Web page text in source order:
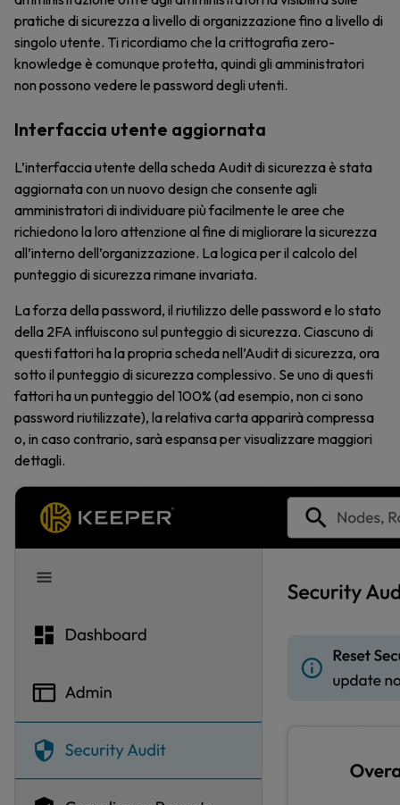
pratiche di sicurezza a livello di organizzazione fino a livello di
singolo utente. Ti ricordiamo che la crittografia zero-
knowledge è comunque protetta, quindi gli amministratori
non possono vedere le password degli utenti.
Interfaccia utente aggiornata
L’interfaccia utente della scheda Audit di sicurezza è stata
aggiornata con un nuovo design che consente agli
amministratori di individuare più facilmente le aree che
richiedono la loro attenzione al fine di migliorare la sicurezza
all’interno dell’organizzazione. La logica per il calcolo del
punteggio di sicurezza rimane invariata.
La forza della password, il riutilizzo delle password e lo stato
della 2FA influiscono sul punteggio di sicurezza. Ciascuno di
questi fattori ha la propria scheda nell’Audit di sicurezza, ora
sotto il punteggio di sicurezza complessivo. Se uno di questi
fattori ha un punteggio del 100% (ad esempio, non ci sono
password riutilizzate), la relativa carta apparirà compressa
o, in caso contrario, sarà espansa per visualizzare maggiori
dettagli.